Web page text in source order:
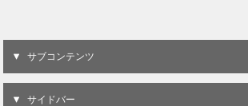
サブコンテンツ
サイドバー